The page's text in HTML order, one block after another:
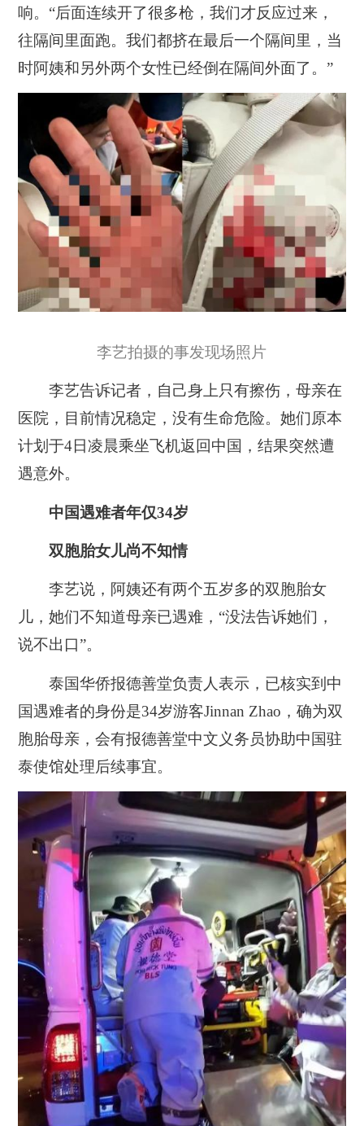
响。“后面连续开了很多枪，我们才反应过来，
往隔间里面跑。我们都挤在最后一个隔间里，当
时阿姨和另外两个女性已经倒在隔间外面了。”
李艺拍摄的事发现场照片
李艺告诉记者，自己身上只有擦伤，母亲在
医院，目前情况稳定，没有生命危险。她们原本
计划于4日凌晨乘坐飞机返回中国，结果突然遭
遇意外。
中国遇难者年仅34岁
双胞胎女儿尚不知情
李艺说，阿姨还有两个五岁多的双胞胎女
儿，她们不知道母亲已遇难，“没法告诉她们，
说不出口”。
泰国华侨报德善堂负责人表示，已核实到中
国遇难者的身份是34岁游客Jinnan Zhao，确为双
胞胎母亲，会有报德善堂中文义务员协助中国驻
泰使馆处理后续事宜。